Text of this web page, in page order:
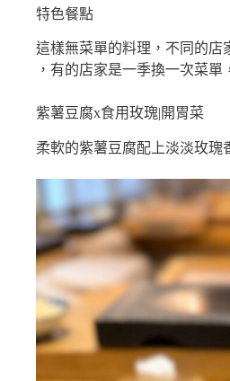
特色餐點
這樣無菜單的料理，不同的店
，有的店家是一季換一次菜
紫薯豆腐x食用玫瑰|開胃菜
柔軟的紫薯豆腐配上淡淡玫